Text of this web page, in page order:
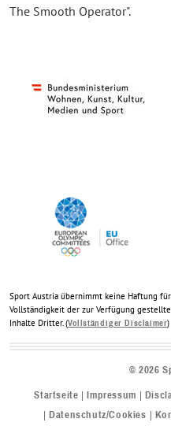
The Smooth Operator".
Sport Austria übernimmt keine Haftung
Vollständigkeit der zur Verfügung
Inhalte Dritter. (Vollständiger Disclaimer)
©2026
Startseite Impressum
Datenschutz/Cookies